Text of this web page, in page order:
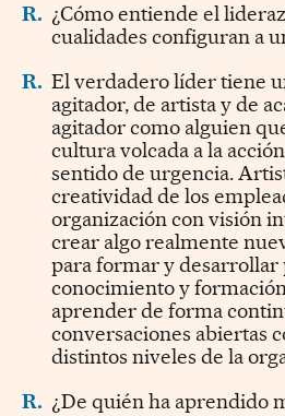
R. ¿Cómo entiende el
cualidades configuran a
R. El verdadero líder tiene
agitador, de artista y de
agitador como alguien
cultura volcada a la
sentido de urgencia.
creatividad de los
organización con visión
crear algo realmente
para formar y desarrollar
conocimiento y
aprender de forma
conversaciones abiertas
distintos niveles de la
R. ¿De quién ha aprendido